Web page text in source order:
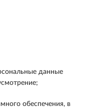
данные
обеспечения, в